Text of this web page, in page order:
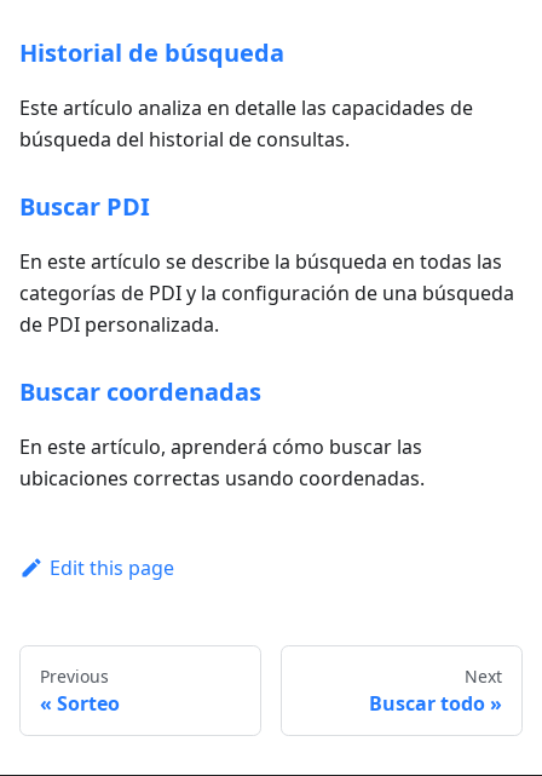
Historial de búsqueda
Este artículo analiza en detalle las capacidades de
búsqueda del historial de consultas.
Buscar PDI
En este artículo se describe la búsqueda en todas las
categorías de PDI y la configuración de una búsqueda
de PDI personalizada.
Buscar coordenadas
En este artículo, aprenderá cómo buscar las
ubicaciones correctas usando coordenadas.
Edit this page
Previous
Sorteo
Next
Buscar todo